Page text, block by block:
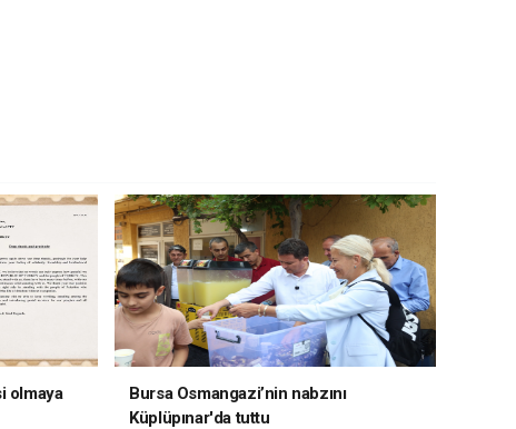
olmaya
Bursa Osmangazi’nin nabzını
Küplüpınar'da tuttu